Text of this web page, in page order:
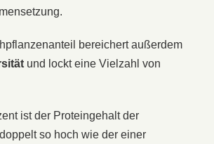
bereichert außerdem
und lockt eine Vielzahl von
ist der Proteingehalt der
so hoch wie der einer